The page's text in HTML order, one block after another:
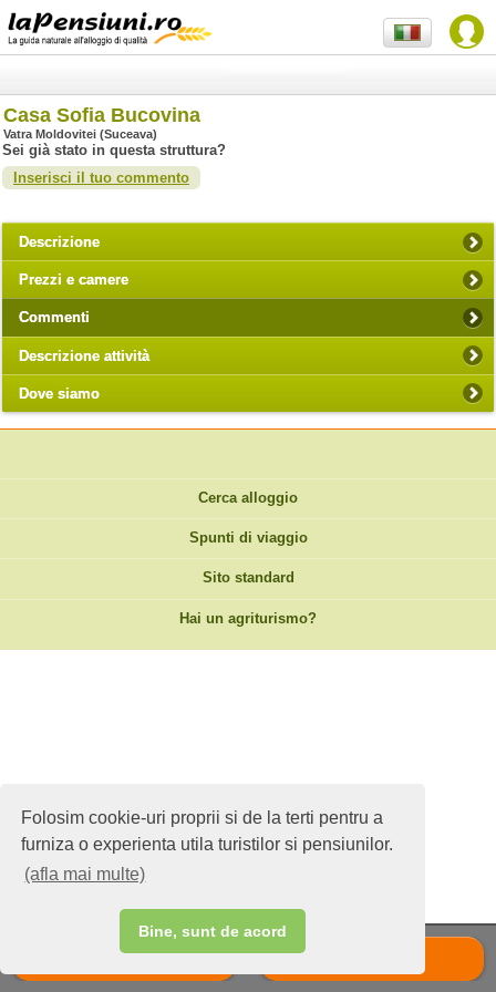
Folosim cookie-uri proprii si de la terti pentru a
furniza o experienta utila turistilor si pensiunilor.
(afla mai multe)
Bine, sunt de acord
Casa Sofia Bucovina
Vatra Moldovitei (Suceava)
Chiama
Sei già stato in questa struttura?
Inserisci il tuo commento
Descrizione
Prezzi e camere
Commenti
Descrizione attività
Dove siamo
Cerca alloggio
Spunti di viaggio
Sito standard
Hai un agriturismo?